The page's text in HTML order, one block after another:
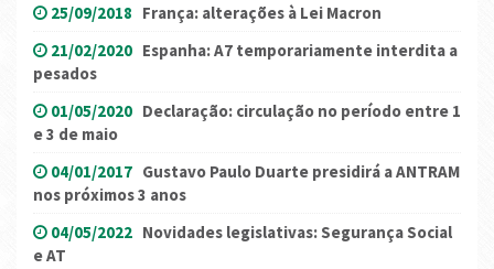
25/09/2018 França: alterações à Lei Macron
21/02/2020 Espanha: A7 temporariamente interdita a
pesados
01/05/2020 Declaração: circulação no período entre 1
e 3 de maio
04/01/2017 Gustavo Paulo Duarte presidirá a ANTRAM
nos próximos 3 anos
04/05/2022 Novidades legislativas: Segurança Social
e AT